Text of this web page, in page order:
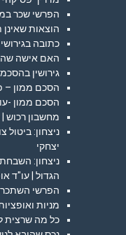
הפרשי שכר
הוצאות שאינן
כתובה
האם אישה
גירושין
הסכם ממון –
הסכם ממון -
מחשבון רכוש
ניצחון: ביטול
יצחקי
ניצחון:
הגדול | עו"ד
הפרשי
מניות
כל מה שרצית